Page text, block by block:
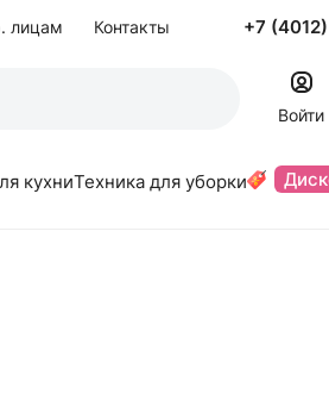
лицам Контакты +7
Войти
кухниТехника для уборки